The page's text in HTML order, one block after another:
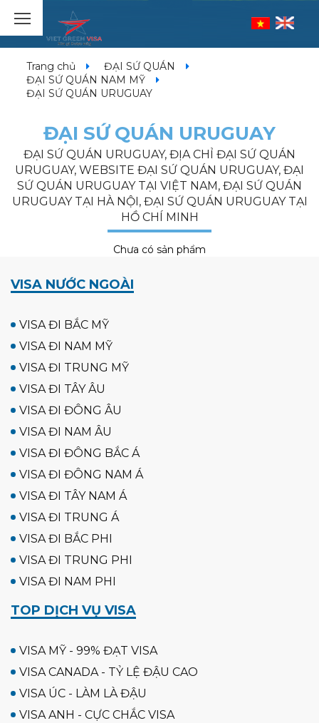
Trang chủ
ĐẠI SỨ QUÁN
ĐẠI SỨ QUÁN NAM MỸ
ĐẠI SỨ QUÁN URUGUAY
ĐẠI SỨ QUÁN URUGUAY
ĐẠI SỨ QUÁN URUGUAY, ĐỊA CHỈ ĐẠI SỨ QUÁN
URUGUAY, WEBSITE ĐẠI SỨ QUÁN URUGUAY, ĐẠI
SỨ QUÁN URUGUAY TẠI VIỆT NAM, ĐẠI SỨ QUÁN
URUGUAY TẠI HÀ NỘI, ĐẠI SỨ QUÁN URUGUAY TẠI
HỒ CHÍ MINH
Chưa có sản phẩm
VISA NƯỚC NGOÀI
VISA ĐI BẮC MỸ
VISA ĐI NAM MỸ
VISA ĐI TRUNG MỸ
VISA ĐI TÂY ÂU
VISA ĐI ĐÔNG ÂU
VISA ĐI NAM ÂU
VISA ĐI ĐÔNG BẮC Á
VISA ĐI ĐÔNG NAM Á
VISA ĐI TÂY NAM Á
VISA ĐI TRUNG Á
VISA ĐI BẮC PHI
VISA ĐI TRUNG PHI
VISA ĐI NAM PHI
TOP DỊCH VỤ VISA
VISA MỸ - 99% ĐẠT VISA
VISA CANADA - TỶ LỆ ĐẬU CAO
VISA ÚC - LÀM LÀ ĐẬU
VISA ANH - CỰC CHẮC VISA